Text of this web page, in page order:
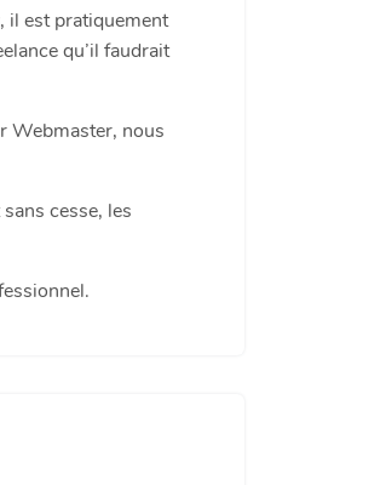
, il est pratiquement
qu’il faudrait
Webmaster, nous
cesse, les